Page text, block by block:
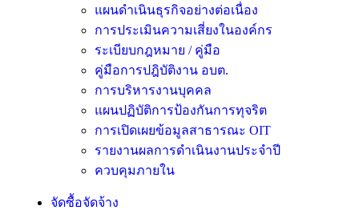
แผนดำเนินธุรกิจอย่างต่อเนื่อง
การประเมินความเสี่ยงในองค์กร
ระเบียบกฎหมาย / คู่มือ
คู่มือการปฎิบัติงาน อบต.
การบริหารงานบุคคล
แผนปฏิบัติการป้องกันการทุจริต
การเปิดเผยข้อมูลสาธารณะ OIT
รายงานผลการดำเนินงานประจำปี
ควบคุมภายใน
จัดซื้อจัดจ้าง